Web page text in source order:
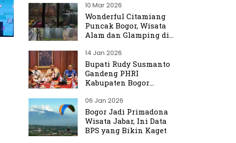
yang Menenangkan
10 Mar 2026
Wonderful Citamiang
Puncak Bogor, Wisata
Alam dan Glamping di
14 Jan 2026
Bupati Rudy Susmanto
Gandeng PHRI
Kabupaten Bogor
Sektor Pariwisata
06 Jan 2026
Bogor Jadi Primadona
Wisata Jabar, Ini Data
BPS yang Bikin Kaget